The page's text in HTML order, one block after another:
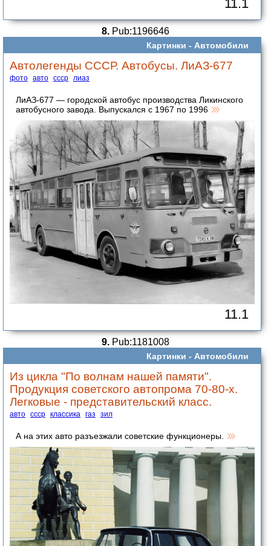
11.1
8. Pub:1196646
Картинки - Автомобили
Автолегенды СССР. Автобусы. ЛиАЗ-677
фото авто ссср лиаз
ЛиАЗ-677 — городской автобус производства Ликинского
автобусного завода. Выпускался с 1967 по 1996
11.1
9. Pub:1181008
Картинки - Автомобили
Из цикла "По волнам нашей памяти".
Продукция советского автопрома 70-80-х.
Легковые - представительский класс.
авто ссср классика газ зил
А на этих авто разъезжали советские функционеры.